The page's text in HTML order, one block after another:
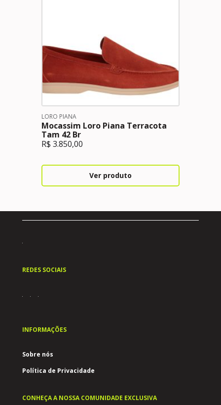
LORO PIANA
Mocassim Loro Piana Terracota
Tam 42 Br
R$ 3.850,00
Ver produto
REDES SOCIAIS
INFORMAÇÕES
Sobre nós
Política de Privacidade
CONHEÇA A NOSSA COMUNIDADE EXCLUSIVA